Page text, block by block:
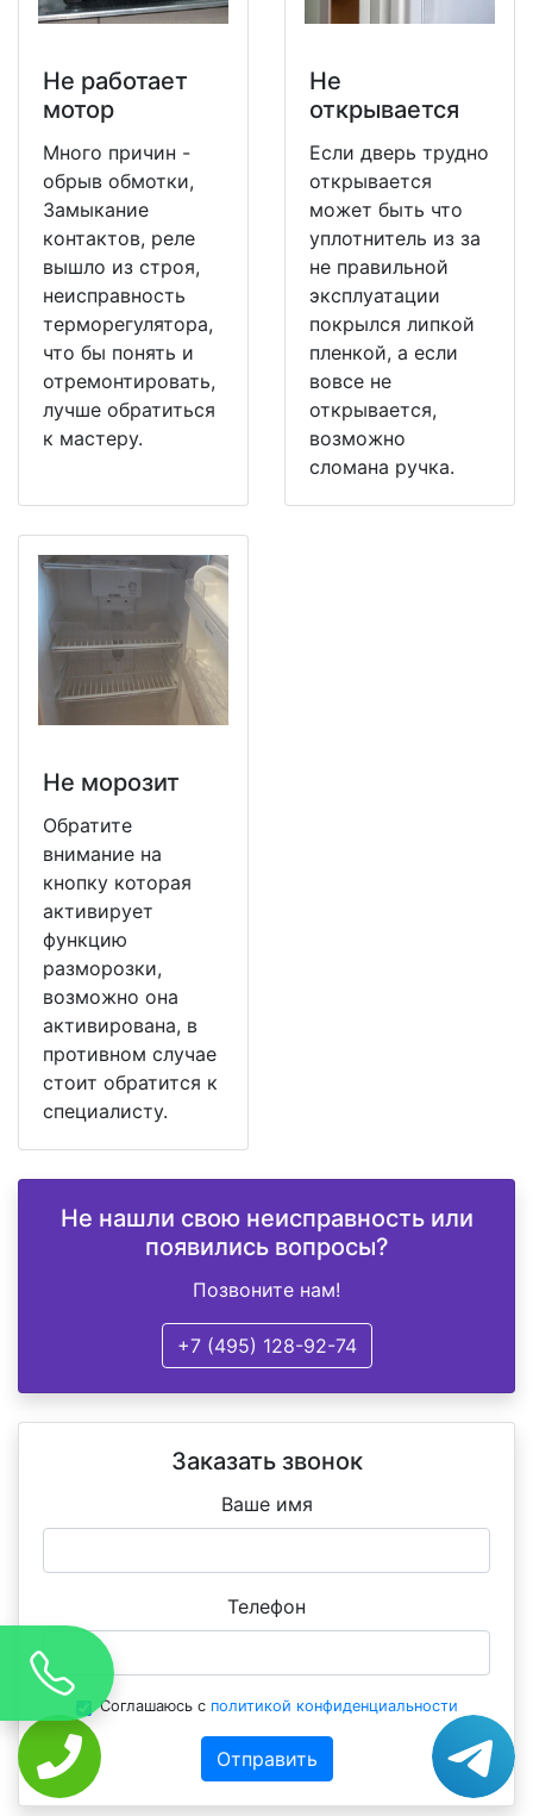
Не работает
мотор
Много причин -
обрыв обмотки,
Замыкание
контактов, реле
вышло из строя,
неисправность
терморегулятора,
что бы понять и
отремонтировать,
лучше обратиться
к мастеру.
Не
открывается
Если дверь трудно
открывается
может быть что
уплотнитель из за
не правильной
эксплуатации
покрылся липкой
пленкой, а если
вовсе не
открывается,
возможно
сломана ручка.
Не морозит
Обратите
внимание на
кнопку которая
активирует
функцию
разморозки,
возможно она
активирована, в
противном случае
стоит обратится к
специалисту.
Не нашли свою неисправность или
появились вопросы?
Позвоните нам!
+7 (495) 128-92-74
Заказать звонок
Ваше имя
Телефон
Соглашаюсь с политикой конфиденциальности
Отправить